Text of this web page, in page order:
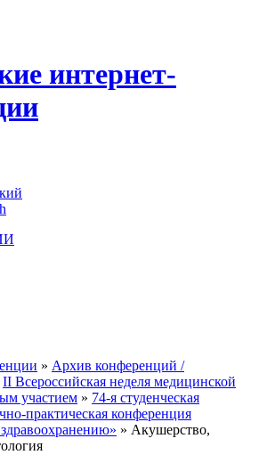
интернет-
» Архив конференций /
II Всероссийская неделя медицинской
участием » 74-я студенческая
практическая конференция
» Акушерство,